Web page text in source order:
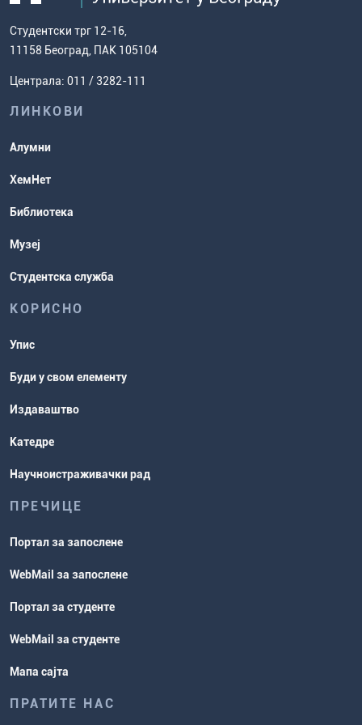
како доћи до нас
Научноистраживачки рад
дисертације
Европски систем преноса бодова
(ЕСПБ)
Усавршавање за наставнике
Повереник за равноправност
Студентске организације
рокови
Ценовник студија
испита
Студентски трг 12-16,
11158 Београд, ПАК 105104
Централа: 011 / 3282-111
ЛИНКОВИ
Алумни
ХемНет
Библиотека
Музеј
Студентска служба
КОРИСНО
Упис
Буди у свом елементу
Издаваштво
Катедре
Научноистраживачки рад
ПРЕЧИЦЕ
Портал за запослене
WebMail за запослене
Портал за студенте
WebMail за студенте
Мапа сајта
ПРАТИТЕ НАС